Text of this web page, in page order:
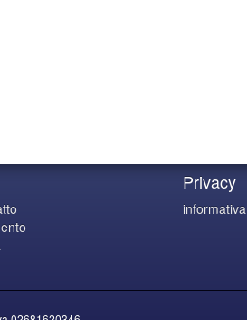
Privacy
informativa